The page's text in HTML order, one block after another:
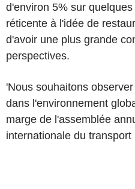
d'environ 5% sur
réticente à l'idée de
d'avoir une plus grande
perspectives.
'Nous souhaitons
dans l'environnement
marge de l'assemblée
internationale du